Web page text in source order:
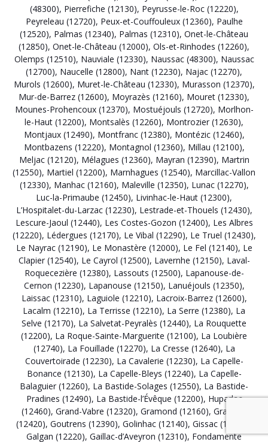
(48300), Pierrefiche (12130), Peyrusse-le-Roc (12220),
Peyreleau (12720), Peux-et-Couffouleux (12360), Paulhe
(12520), Palmas (12340), Palmas (12310), Onet-le-Château
(12850), Onet-le-Château (12000), Ols-et-Rinhodes (12260),
Olemps (12510), Nauviale (12330), Naussac (48300), Naussac
(12700), Naucelle (12800), Nant (12230), Najac (12270),
Murols (12600), Muret-le-Château (12330), Murasson (12370),
Mur-de-Barrez (12600), Moyrazès (12160), Mouret (12330),
Mounes-Prohencoux (12370), Mostuéjouls (12720), Morlhon-
le-Haut (12200), Montsalès (12260), Montrozier (12630),
Montjaux (12490), Montfranc (12380), Montézic (12460),
Montbazens (12220), Montagnol (12360), Millau (12100),
Meljac (12120), Mélagues (12360), Mayran (12390), Martrin
(12550), Martiel (12200), Marnhagues (12540), Marcillac-Vallon
(12330), Manhac (12160), Maleville (12350), Lunac (12270),
Luc-la-Primaube (12450), Livinhac-le-Haut (12300),
L’Hospitalet-du-Larzac (12230), Lestrade-et-Thouels (12430),
Lescure-Jaoul (12440), Les Costes-Gozon (12400), Les Albres
(12220), Lédergues (12170), Le Vibal (12290), Le Truel (12430),
Le Nayrac (12190), Le Monastère (12000), Le Fel (12140), Le
Clapier (12540), Le Cayrol (12500), Lavernhe (12150), Laval-
Roquecezière (12380), Lassouts (12500), Lapanouse-de-
Cernon (12230), Lapanouse (12150), Lanuéjouls (12350),
Laissac (12310), Laguiole (12210), Lacroix-Barrez (12600),
Lacalm (12210), La Terrisse (12210), La Serre (12380), La
Selve (12170), La Salvetat-Peyralès (12440), La Rouquette
(12200), La Roque-Sainte-Marguerite (12100), La Loubière
(12740), La Fouillade (12270), La Cresse (12640), La
Couvertoirade (12230), La Cavalerie (12230), La Capelle-
Bonance (12130), La Capelle-Bleys (12240), La Capelle-
Balaguier (12260), La Bastide-Solages (12550), La Bastide-
Pradines (12490), La Bastide-l’Évêque (12200), Huparlac
(12460), Grand-Vabre (12320), Gramond (12160), Graissac
(12420), Goutrens (12390), Golinhac (12140), Gissac (12360)
Galgan (12220), Gaillac-d’Aveyron (12310), Fondamente